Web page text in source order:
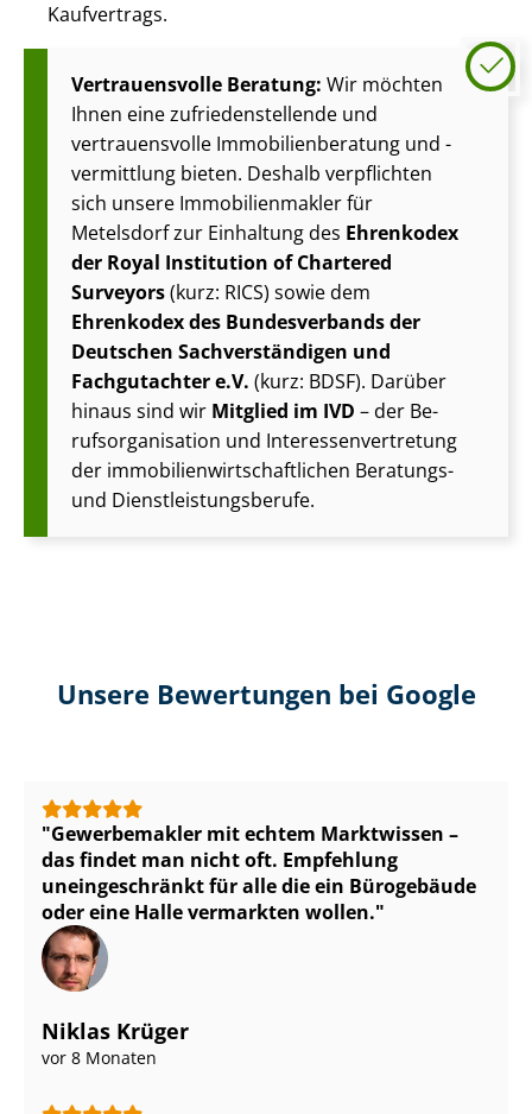
Kaufvertrags.
Vertrauensvolle Beratung: Wir möchten
Ihnen eine zu­frie­den­stel­len­de und
vertrauensvolle Im­mo­bi­li­en­be­ra­tung und -
vermittlung bieten. Deshalb verpflichten
sich unsere Im­mo­bi­li­en­mak­ler für
Metelsdorf zur Einhaltung des Ehrenkodex
der Royal Institution of Chartered
Surveyors(kurz: RICS) sowie dem
Ehrenkodex des Bundesverbands der
Deutschen Sach­ver­stän­di­gen und
Fachgutachter e.V. (kurz: BDSF). Darüber
hinaus sind wir Mitglied im IVD – der Be­
rufs­or­ga­ni­sa­ti­on und In­ter­es­sen­ver­tre­tung
der im­mo­bi­li­en­wirt­schaft­li­chen Beratungs-
und Dienst­leis­tungs­be­ru­fe.
Unsere Bewertungen bei Google
Gewerbemakler mit echtem Marktwissen –
das findet man nicht oft. Empfehlung
uneingeschränkt für alle die ein Bürogebäude
oder eine Halle vermarkten wollen.
Niklas Krüger
vor 8 Monaten